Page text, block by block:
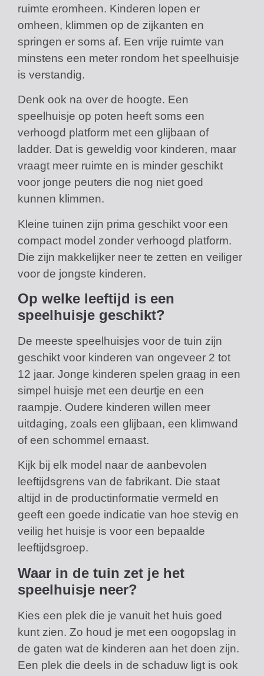
ruimte eromheen. Kinderen lopen er
omheen, klimmen op de zijkanten en
springen er soms af. Een vrije ruimte van
minstens een meter rondom het speelhuisje
is verstandig.
Denk ook na over de hoogte. Een
speelhuisje op poten heeft soms een
verhoogd platform met een glijbaan of
ladder. Dat is geweldig voor kinderen, maar
vraagt meer ruimte en is minder geschikt
voor jonge peuters die nog niet goed
kunnen klimmen.
Kleine tuinen zijn prima geschikt voor een
compact model zonder verhoogd platform.
Die zijn makkelijker neer te zetten en veiliger
voor de jongste kinderen.
Op welke leeftijd is een
speelhuisje geschikt?
De meeste speelhuisjes voor de tuin zijn
geschikt voor kinderen van ongeveer 2 tot
12 jaar. Jonge kinderen spelen graag in een
simpel huisje met een deurtje en een
raampje. Oudere kinderen willen meer
uitdaging, zoals een glijbaan, een klimwand
of een schommel ernaast.
Kijk bij elk model naar de aanbevolen
leeftijdsgrens van de fabrikant. Die staat
altijd in de productinformatie vermeld en
geeft een goede indicatie van hoe stevig en
veilig het huisje is voor een bepaalde
leeftijdsgroep.
Waar in de tuin zet je het
speelhuisje neer?
Kies een plek die je vanuit het huis goed
kunt zien. Zo houd je met een oogopslag in
de gaten wat de kinderen aan het doen zijn.
Een plek die deels in de schaduw ligt is ook